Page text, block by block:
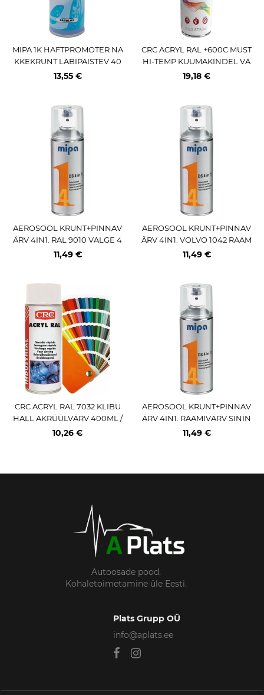
MIPA 1K HAFTPROMOTER NA
KKEKRUNT LÄBIPAISTEV 40
0ML / AE (PRO)
13,55 €
CRC ACRYL RAL +600C MUST
HI-TEMP KUUMAKINDEL VÄ
RV 400ML / AE
19,18 €
AEROSOOL KRUNT+PINNAV
ÄRV 4IN1. RAL 9010 VALGE 4
00ML / AE PRO MIPA
11,49 €
AEROSOOL KRUNT+PINNAV
ÄRV 4IN1. VOLVO 1042 RAAM
IVÄRV HALL 400ML / AE PRO
11,49 €
CRC ACRYL RAL 7032 KLIBU
HALL AKRÜÜLVÄRV 400ML /
AE
10,26 €
AEROSOOL KRUNT+PINNAV
ÄRV 4IN1. RAAMIVÄRV SININ
E (RAL 5010) 400ML / AE PRO
11,49 €
Autoosade pood.
Kohaletoimetamine üle Eesti.
Plats Grupp OÜ
info@aplats.ee